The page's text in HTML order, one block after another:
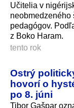
Učitelia v
neobmedzeného
pedagógov.
z Boko Haram.
tento rok
Ostrý
hovorí o
po 8. júni
Tibor Gašpar